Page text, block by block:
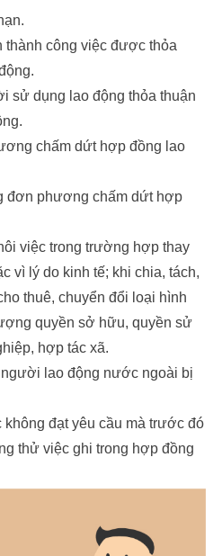
công việc được thỏa
sử dụng lao động thỏa thuận
chấm dứt hợp đồng lao
đơn phương chấm dứt hợp
việc trong trường hợp thay
vì lý do kinh tế; khi chia, tách,
thuê, chuyển đổi loại hình
quyền sở hữu, quyền sử
hợp tác xã.
lao động nước ngoài bị
đạt yêu cầu mà trước đó
thử việc ghi trong hợp đồng